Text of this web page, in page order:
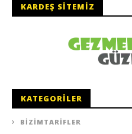
KARDEŞ SITEMIZ
KATEGORILER
BIZIMTARIFLER